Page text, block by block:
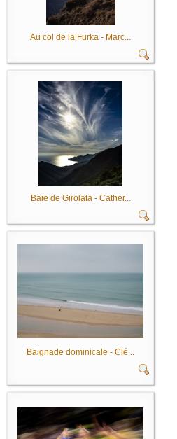
Au col de la Furka - Marc...
Baie de Girolata - Cather...
Baignade dominicale - Clé...